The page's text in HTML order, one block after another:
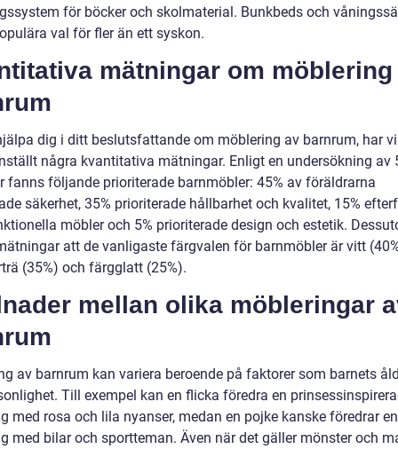
för böcker och skolmaterial. Bunkbeds och
val för fler än ett syskon.
mätningar om möblering
dig i ditt beslutsfattande om möblering av barnrum, har vi
några kvantitativa mätningar. Enligt en undersökning av
fanns följande prioriterade barnmöbler: 45% av föräldrarna
säkerhet, 35% prioriterade hållbarhet och kvalitet, 15%
möbler och 5% prioriterade design och estetik.
att de vanligaste färgvalen för barnmöbler är vitt
(35%) och färgglatt (25%).
mellan olika möbleringar
av barnrum kan variera beroende på faktorer som barnets
Till exempel kan en flicka föredra en
med rosa och lila nyanser, medan en pojke kanske föredrar
med bilar och sportteman. Även när det gäller mönster och